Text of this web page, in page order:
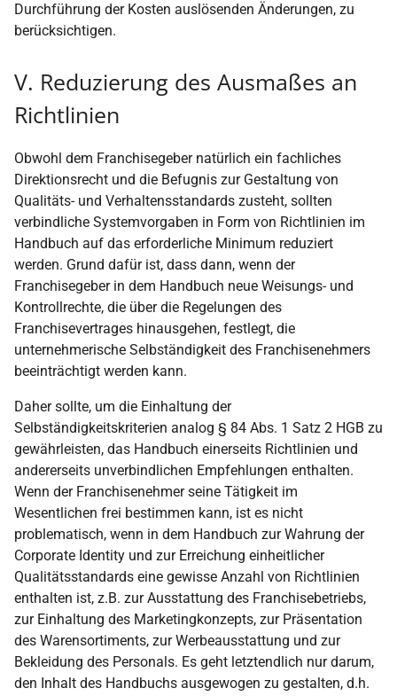
Durchführung der Kosten auslösenden Änderungen, zu
berücksichtigen.
V. Reduzierung des Ausmaßes an
Richtlinien
Obwohl dem Franchisegeber natürlich ein fachliches
Direktionsrecht und die Befugnis zur Gestaltung von
Qualitäts- und Verhaltensstandards zusteht, sollten
verbindliche Systemvorgaben in Form von Richtlinien im
Handbuch auf das erforderliche Minimum reduziert
werden. Grund dafür ist, dass dann, wenn der
Franchisegeber in dem Handbuch neue Weisungs- und
Kontrollrechte, die über die Regelungen des
Franchisevertrages hinausgehen, festlegt, die
unternehmerische Selbständigkeit des Franchisenehmers
beeinträchtigt werden kann.
Daher sollte, um die Einhaltung der
Selbständigkeitskriterien analog § 84 Abs. 1 Satz 2 HGB zu
gewährleisten, das Handbuch einerseits Richtlinien und
andererseits unverbindlichen Empfehlungen enthalten.
Wenn der Franchisenehmer seine Tätigkeit im
Wesentlichen frei bestimmen kann, ist es nicht
problematisch, wenn in dem Handbuch zur Wahrung der
Corporate Identity und zur Erreichung einheitlicher
Qualitätsstandards eine gewisse Anzahl von Richtlinien
enthalten ist, z.B. zur Ausstattung des Franchisebetriebs,
zur Einhaltung des Marketingkonzepts, zur Präsentation
des Warensortiments, zur Werbeausstattung und zur
Bekleidung des Personals. Es geht letztendlich nur darum,
den Inhalt des Handbuchs ausgewogen zu gestalten, d.h.